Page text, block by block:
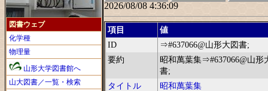
図書ウェブ
化学種
物理量
山形大学図書館へ
山大図書／一覧・検索
2026/08/08 4:36:09
項目
値
ID
⇒#637066@山形大図書;
要約
昭和萬葉集⇒#637066@山形
書;
タイトル
昭和萬葉集